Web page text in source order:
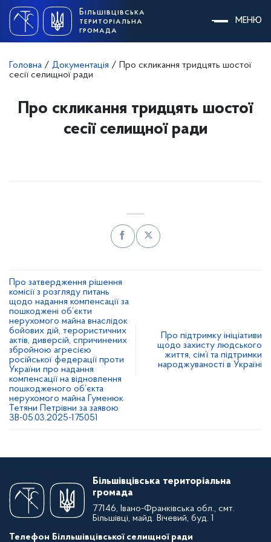
content
Більшівцівська
територіальна
громада
МЕНЮ
Головна / Документація /
Про скликання тридцять шостої
сесії селищної ради
Про скликання тридцять шостої
сесії селищної ради
Про затвердження рішення
комісії з розгляду питань
щодо надання компенсації за
пошкоджені об’єкти
нерухомого майна внаслідок
бойових дій, терористичних
актів, диверсій, спричинених
збройною агресією
російської федерації проти
України про надання
компенсації на відновлення
пошкодженого об’єкта
нерухомого майна Гуменюк
Тетяни Петрівни за заявою
ЗВ-05.03.2025-175051
Про підтримку ініціативи
щодо захисту людського
життя, сім’ї та підтримки
народжуваності в Україні
Більшівцівська територіальна
громада
77146, Івано-Франківська обл., смт.
Більшівці, майд. Вічевий, буд. 1
Телефон Білльшівцівської селищної ради